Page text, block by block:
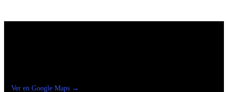
Ver en Google Maps →